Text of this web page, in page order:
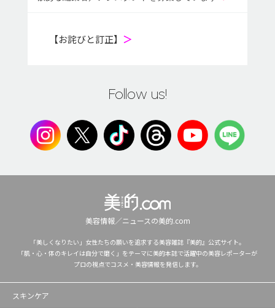
【お詫びと訂正】 ＞
Follow us!
美容情報／ニュースの美的.com
「美しくなりたい」女性たちの願いを追求する美容雑誌『美的』公式サイト。
「肌・心・体のキレイは自分で磨く」をテーマに美的本誌で活躍中の美容レポーターが
プロの視点でコスメ・美容情報を発信します。
スキンケア